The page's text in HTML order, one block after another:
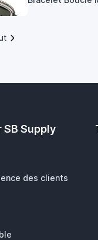
SB Supply
des clients